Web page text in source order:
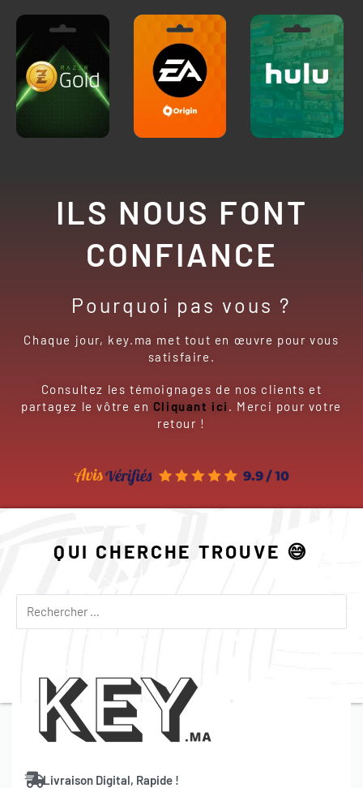
ILS NOUS FONT
CONFIANCE
Pourquoi pas vous ?
Chaque jour, key.ma met tout en œuvre pour vous
satisfaire.
Consultez les témoignages de nos clients et
partagez le vôtre en Cliquant ici . Merci pour votre
retour !
QUI CHERCHE TROUVE 😅
Livraison Digital, Rapide !